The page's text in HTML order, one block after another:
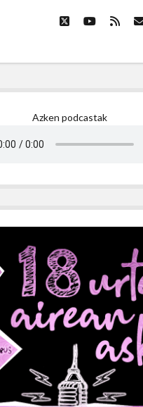
twitteryoutube
rss
Azken podcastak